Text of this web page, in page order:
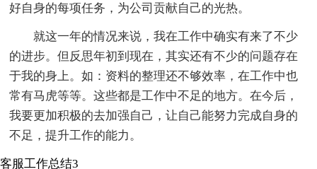
好自身的每项任务，为公司贡献自己的光热。
就这一年的情况来说，我在工作中确实有来了不少
的进步。但反思年初到现在，其实还有不少的问题存在
于我的身上。如：资料的整理还不够效率，在工作中也
常有马虎等等。这些都是工作中不足的地方。在今后，
我要更加积极的去加强自己，让自己能努力完成自身的
不足，提升工作的能力。
客服工作总结3